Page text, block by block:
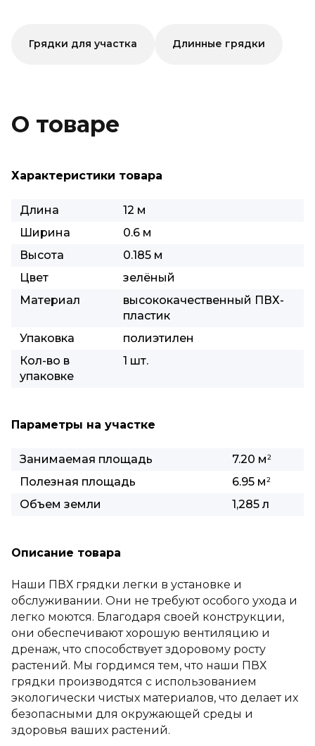
Грядки для участка Длинные грядки
О товаре
Характеристики товара
Длина
12 м
Ширина
0.6 м
Высота
0.185 м
Цвет
зелёный
Материал
высококачественный ПВХ-
пластик
Упаковка
полиэтилен
Кол-во в
упаковке
1 шт.
Параметры на участке
Занимаемая площадь 7.20 м2
Полезная площадь 6.95 м2
Объем земли 1,285 л
Описание товара
Наши ПВХ грядки легки в установке и
обслуживании. Они не требуют особого ухода и
легко моются. Благодаря своей конструкции,
они обеспечивают хорошую вентиляцию и
дренаж, что способствует здоровому росту
растений. Мы гордимся тем, что наши ПВХ
грядки производятся с использованием
экологически чистых материалов, что делает их
безопасными для окружающей среды и
здоровья ваших растений.